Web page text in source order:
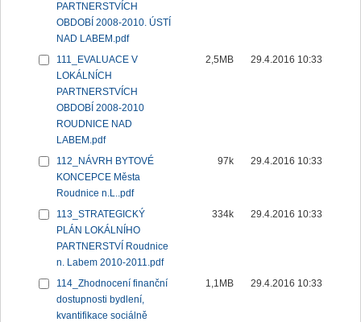
PARTNERSTVÍCH
OBDOBÍ 2008-2010. ÚSTÍ
NAD LABEM.pdf
111_EVALUACE V
LOKÁLNÍCH
PARTNERSTVÍCH
OBDOBÍ 2008-2010
ROUDNICE NAD
LABEM.pdf
2,5MB 29.4.2016 10:33
112_NÁVRH BYTOVÉ
KONCEPCE Města
Roudnice n.L..pdf
97k 29.4.2016 10:33
113_STRATEGICKÝ
PLÁN LOKÁLNÍHO
PARTNERSTVÍ Roudnice
n. Labem 2010-2011.pdf
334k 29.4.2016 10:33
114_Zhodnocení finanční
dostupnosti bydlení,
kvantifikace sociálně
1,1MB 29.4.2016 10:33